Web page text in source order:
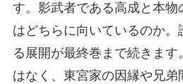
す。影武者である高成と本物
はどちらに向いているのか
る展開が最終巻まで続きま
はなく、東宮家の因縁や兄